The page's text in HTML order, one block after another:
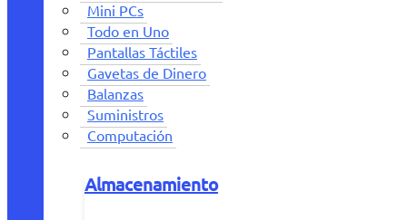
Mini PCs
Todo en Uno
Pantallas Táctiles
Gavetas de Dinero
Balanzas
Suministros
Computación
Almacenamiento